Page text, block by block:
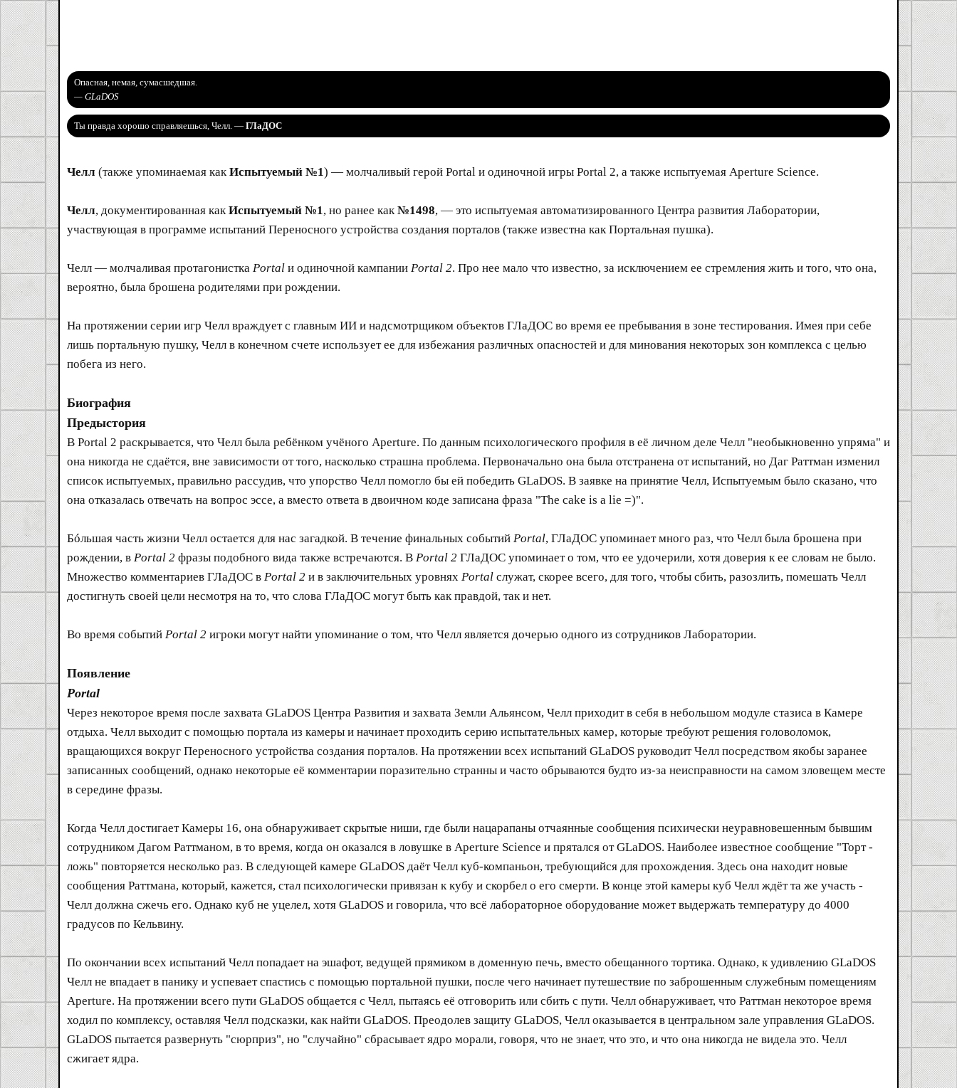
Опасная, немая, сумасшедшая.
— GLaDOS
Ты правда хорошо справляешься, Челл. — ГЛаДОС
Челл (также упоминаемая какИспытуемый №1) — молчаливый герой Portal и одиночной игры Portal 2, а также испытуемая Aperture Science.
Челл, документированная какИспытуемый №1, но ранее как№1498, — это испытуемая автоматизированного Центра развития Лаборатории,
участвующая в программе испытаний Переносного устройства создания порталов (также известна как Портальная пушка).
Челл — молчаливая протагонистка Portal и одиночной кампании Portal 2. Про нее мало что известно, за исключением ее стремления жить и того, что она,
вероятно, была брошена родителями при рождении.
На протяжении серии игр Челл враждует с главным ИИ и надсмотрщиком объектов ГЛаДОС во время ее пребывания в зоне тестирования. Имея при себе
лишь портальную пушку, Челл в конечном счете использует ее для избежания различных опасностей и для минования некоторых зон комплекса с целью
побега из него.
Биография
Предыстория
В Portal 2 раскрывается, что Челл была ребёнком учёного Aperture. По данным психологического профиля в её личном деле Челл "необыкновенно упряма" и
она никогда не сдаётся, вне зависимости от того, насколько страшна проблема. Первоначально она была отстранена от испытаний, но Даг Раттман изменил
список испытуемых, правильно рассудив, что упорство Челл помогло бы ей победить GLaDOS. В заявке на принятие Челл, Испытуемым было сказано, что
она отказалась отвечать на вопрос эссе, а вместо ответа в двоичном коде записана фраза "The cake is a lie =)".
Бóльшая часть жизни Челл остается для нас загадкой. В течение финальных событий Portal, ГЛаДОС упоминает много раз, что Челл была брошена при
рождении, в Portal 2 фразы подобного вида также встречаются. В Portal 2 ГЛаДОС упоминает о том, что ее удочерили, хотя доверия к ее словам не было.
Множество комментариев ГЛаДОС в Portal 2 и в заключительных уровнях Portal служат, скорее всего, для того, чтобы сбить, разозлить, помешать Челл
достигнуть своей цели несмотря на то, что слова ГЛаДОС могут быть как правдой, так и нет.
Во время событий Portal 2 игроки могут найти упоминание о том, что Челл является дочерью одного из сотрудников Лаборатории.
Появление
Portal
Через некоторое время после захвата GLaDOS Центра Развития и захвата Земли Альянсом, Челл приходит в себя в небольшом модуле стазиса в Камере
отдыха. Челл выходит с помощью портала из камеры и начинает проходить серию испытательных камер, которые требуют решения головоломок,
вращающихся вокруг Переносного устройства создания порталов. На протяжении всех испытаний GLaDOS руководит Челл посредством якобы заранее
записанных сообщений, однако некоторые её комментарии поразительно странны и часто обрываются будто из-за неисправности на самом зловещем месте
в середине фразы.
Когда Челл достигает Камеры 16, она обнаруживает скрытые ниши, где были нацарапаны отчаянные сообщения психически неуравновешенным бывшим
сотрудником Дагом Раттманом, в то время, когда он оказался в ловушке в Aperture Science и прятался от GLaDOS. Наиболее известное сообщение "Торт -
ложь" повторяется несколько раз. В следующей камере GLaDOS даёт Челл куб-компаньон, требующийся для прохождения. Здесь она находит новые
сообщения Раттмана, который, кажется, стал психологически привязан к кубу и скорбел о его смерти. В конце этой камеры куб Челл ждёт та же участь -
Челл должна сжечь его. Однако куб не уцелел, хотя GLaDOS и говорила, что всё лабораторное оборудование может выдержать температуру до 4000
градусов по Кельвину.
По окончании всех испытаний Челл попадает на эшафот, ведущей прямиком в доменную печь, вместо обещанного тортика. Однако, к удивлению GLaDOS
Челл не впадает в панику и успевает спастись с помощью портальной пушки, после чего начинает путешествие по заброшенным служебным помещениям
Aperture. На протяжении всего пути GLaDOS общается с Челл, пытаясь её отговорить или сбить с пути. Челл обнаруживает, что Раттман некоторое время
ходил по комплексу, оставляя Челл подсказки, как найти GLaDOS. Преодолев защиту GLaDOS, Челл оказывается в центральном зале управления GLaDOS.
GLaDOS пытается развернуть "сюрприз", но "случайно" сбрасывает ядро морали, говоря, что не знает, что это, и что она никогда не видела это. Челл
сжигает ядра.